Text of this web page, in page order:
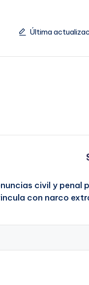
Última
civil y penal
con narco